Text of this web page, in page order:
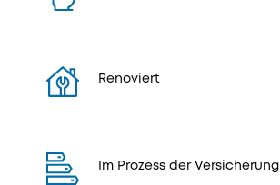
Renoviert
Im Prozess der Versicherung